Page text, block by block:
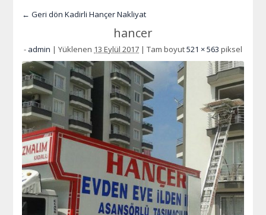
← Geri dön Kadirli Hançer Nakliyat
hancer
- admin | Yüklenen 13 Eylül 2017 | Tam boyut521 × 563 piksel